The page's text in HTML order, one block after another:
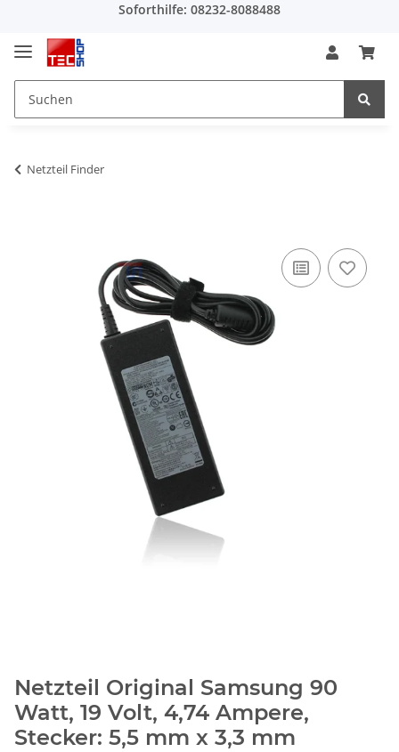
Soforthilfe: 08232-8088488
Netzteil Finder
Netzteil Original Samsung 90
Watt, 19 Volt, 4,74 Ampere,
Stecker: 5,5 mm x 3,3 mm